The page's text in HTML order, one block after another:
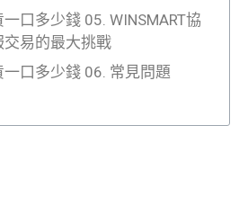
口多少錢 05. WINSMART協
交易的最大挑戰
一口多少錢 06. 常見問題